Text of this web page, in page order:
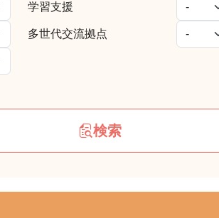
学習支援
多世代交流拠点
検索